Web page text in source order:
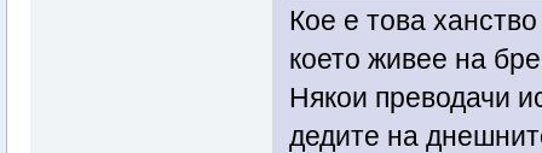
Кое е това
което живее на
Някои преводачи
дедите на